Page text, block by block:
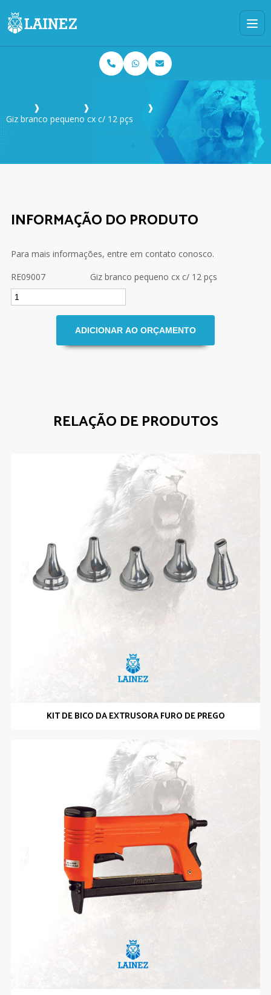
❱ ❱
❱
Giz branco pequeno cx c/ 12 pçs
GIZ BRANCO PEQUENO CX C/ 12 PÇS
INFORMAÇÃO DO PRODUTO
Para mais informações, entre em contato conosco.
RE09007
Giz branco pequeno cx c/ 12 pçs
RELAÇÃO DE PRODUTOS
KIT DE BICO DA EXTRUSORA FURO DE PREGO